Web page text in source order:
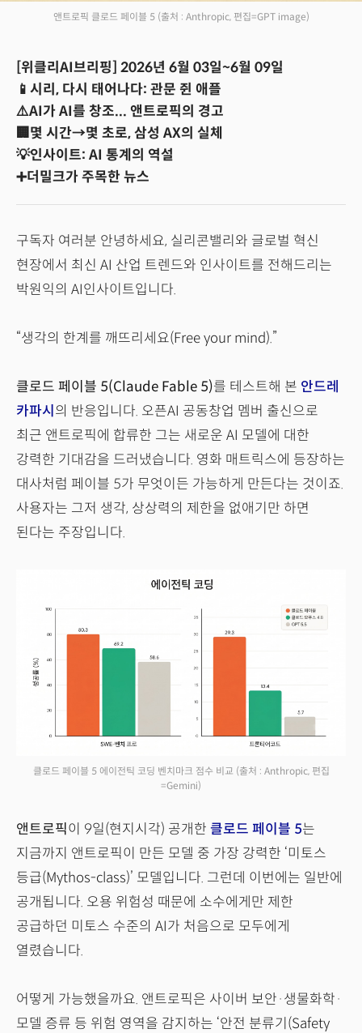
앤트로픽 클로드 페이블 5 (출처 : Anthropic, 편집=GPT image)
[위클리AI브리핑] 2026년 6월 03일~6월 09일
📱시리, 다시 태어나다: 관문 쥔 애플
⚠️AI가 AI를 창조... 앤트로픽의 경고
🏢몇 시간→몇 초로, 삼성 AX의 실체
💡인사이트: AI 통계의 역설
➕더밀크가 주목한 뉴스
구독자 여러분 안녕하세요, 실리콘밸리와 글로벌 혁신
현장에서 최신 AI 산업 트렌드와 인사이트를 전해드리는
박원익의 AI인사이트입니다.
“생각의 한계를 깨뜨리세요(Free your mind).”
클로드 페이블 5(Claude Fable 5)를 테스트해 본 안드레
카파시 의 반응입니다. 오픈AI 공동창업 멤버 출신으로
최근 앤트로픽에 합류한 그는 새로운 AI 모델에 대한
강력한 기대감을 드러냈습니다. 영화 매트릭스에 등장하는
대사처럼 페이블 5가 무엇이든 가능하게 만든다는 것이죠.
사용자는 그저 생각, 상상력의 제한을 없애기만 하면
된다는 주장입니다.
클로드 페이블 5 에이전틱 코딩 벤치마크 점수 비교 (출처 : Anthropic, 편집
=Gemini)
앤트로픽이 9일(현지시각) 공개한 클로드 페이블 5는
지금까지 앤트로픽이 만든 모델 중 가장 강력한 ‘미토스
등급(Mythos-class)’ 모델입니다. 그런데 이번에는 일반에
공개됩니다. 오용 위험성 때문에 소수에게만 제한
공급하던 미토스 수준의 AI가 처음으로 모두에게
열렸습니다.
어떻게 가능했을까요. 앤트로픽은 사이버 보안·생물화학·
모델 증류 등 위험 영역을 감지하는 ‘안전 분류기(Safety